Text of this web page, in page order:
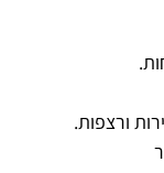
ורצפות.